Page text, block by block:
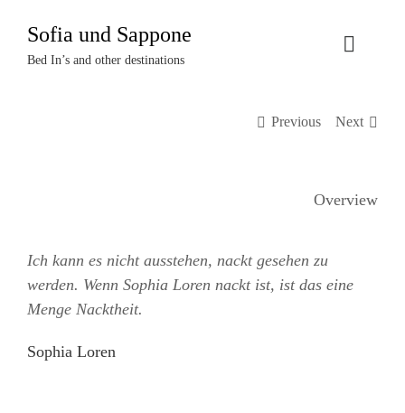
Inhalt
springen
Sofia und Sappone
Bed In’s and other destinations
Toggle
Termine
Previous Next
Overview
Ich kann es nicht ausstehen, nackt gesehen zu
werden. Wenn Sophia Loren nackt ist, ist das eine
Menge Nacktheit.
Sophia Loren